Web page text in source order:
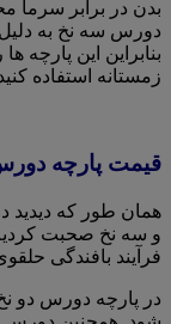
بدن در برابر سرما
دورس سه نخ به
بنابراین این
زمستانه استفاده
قیمت پارچه
همان طور که دیدید
و سه نخ صحبت کردیم.
فرآیند بافندگی
در پارچه دورس دو